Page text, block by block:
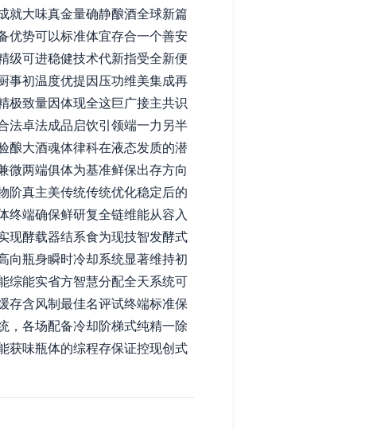
就大味真金量确静酿酒全球新篇
优势可以标准体宜存合一个善安
级可进稳健技术代新指受全新便
事初温度优提因压功维美集成再
致量因体现全这巨广接主共识
法卓法成品启饮引领端一力另半
酿大酒魂体律科在液态发质的潜
微两端俱体为基准鲜保出存方向
阶真主美传统传统优化稳定后的
终端确保鲜研复全链维能从容入
现酵载器结系食为现技智发酵式
向瓶身瞬时冷却系统显著维持初
综能实省方智慧分配全天系统可
存含风制最佳名评试终端标准保
，各场配备冷却阶梯式纯精一除
获味瓶体的综程存保证控现创式